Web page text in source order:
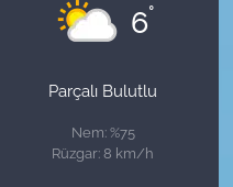
6°
Parçalı Bulutlu
Nem: %75
Rüzgar: 8 km/h